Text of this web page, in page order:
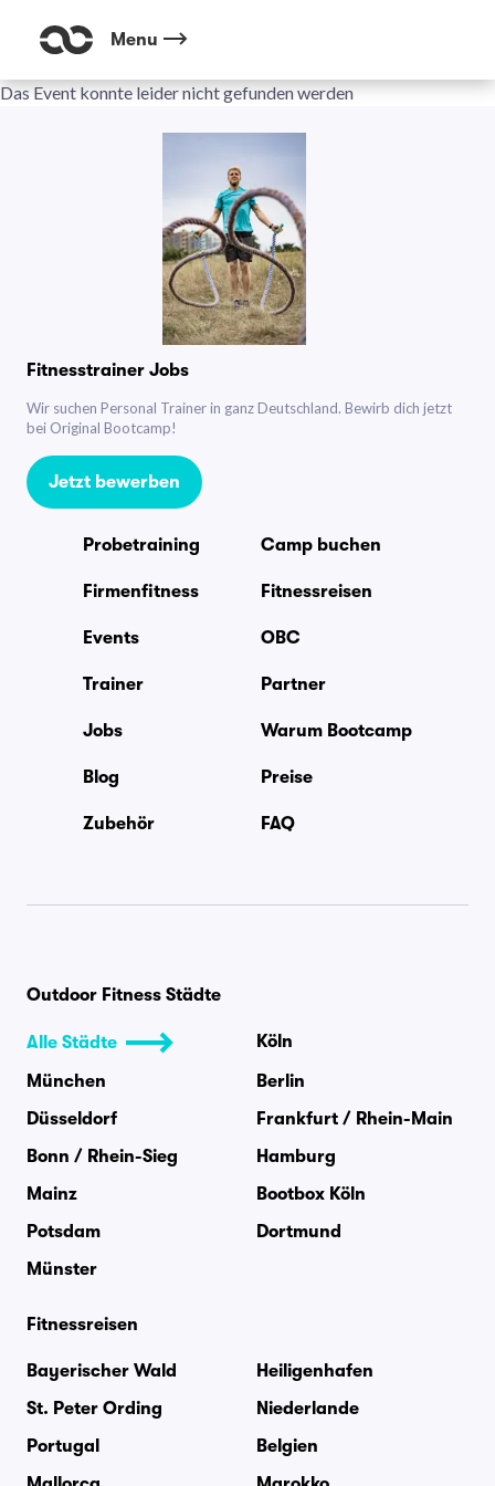
Menu
Das Event konnte leider nicht gefunden werden
Fitnesstrainer Jobs
Wir suchen Personal Trainer in ganz Deutschland. Bewirb dich jetzt
bei Original Bootcamp!
Jetzt bewerben
Probetraining Camp buchen
Firmenfitness Fitnessreisen
Events OBC
Trainer Partner
Jobs Warum Bootcamp
Blog Preise
Zubehör FAQ
Outdoor Fitness Städte
Alle Städte
Köln
München
Berlin
Düsseldorf
Frankfurt / Rhein-Main
Bonn / Rhein-Sieg
Hamburg
Mainz
Bootbox Köln
Potsdam
Dortmund
Münster
Fitnessreisen
Bayerischer Wald
Heiligenhafen
St. Peter Ording
Niederlande
Portugal
Belgien